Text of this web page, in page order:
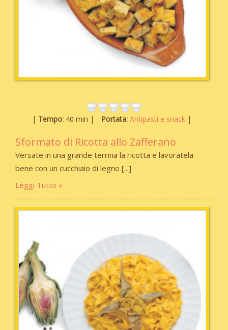
Tempo: 40 min Portata: Antipasti e snack
Sformato di Ricotta allo Zafferano
Versate in una grande terrina la ricotta e lavoratela
bene con un cucchiaio di legno
Leggi Tutto